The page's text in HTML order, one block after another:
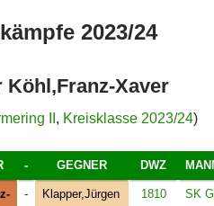
2023/24
Xaver
II , Kreisklasse 2023/24)
- GEGNER DWZ
- Klapper,Jürgen 1810 SK